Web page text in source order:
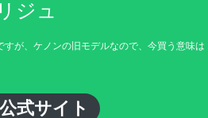
ジュ
が、ケノンの旧モデルなので、今買う意味は
式サイト